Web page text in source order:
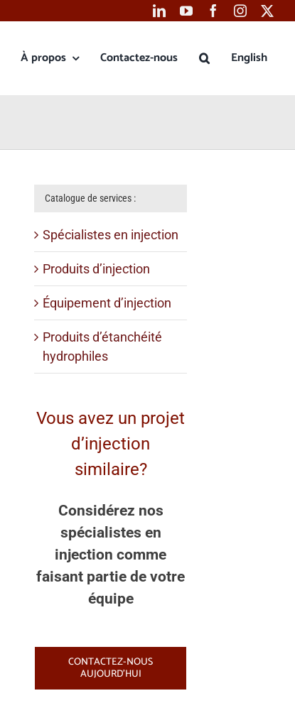
À propos Contactez-nous English
Catalogue de services :
Spécialistes en injection
Produits d’injection
Équipement d’injection
Produits d’étanchéité
hydrophiles
Vous avez un projet
d’injection
similaire?
Considérez nos
spécialistes en
injection comme
faisant partie de votre
équipe
CONTACTEZ-NOUS
AUJOURD'HUI